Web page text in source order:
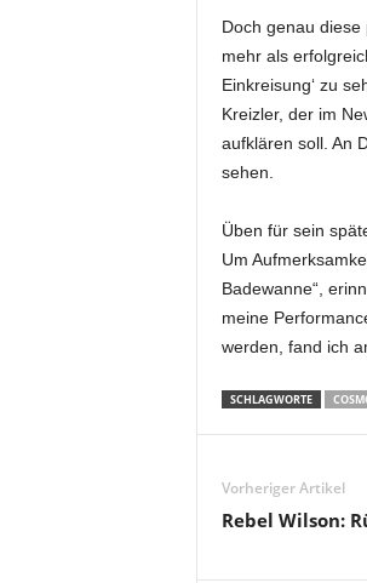
Doch genau
mehr als
Einkreisung‘ zu
Kreizler, der im
aufklären soll. An
sehen.
Üben für sein
Um
Badewanne“,
meine
werden, fand ich
SCHLAGWORTE
Vorheriger Artikel
Rebel Wilson: